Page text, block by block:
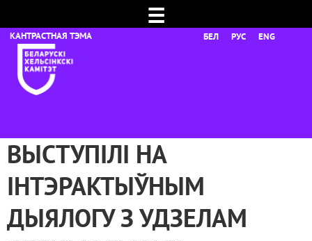
☰
БЕЛ РУС ENG
ВЫСТУПІЛІ НА
ІНТЭРАКТЫЎНЫМ
ДЫЯЛОГУ З УДЗЕЛАМ